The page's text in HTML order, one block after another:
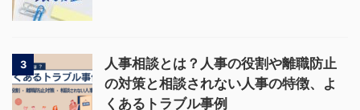
3
人事相談とは？人事の役割や離職防止
の対策と相談されない人事の特徴、よ
くあるトラブル事例